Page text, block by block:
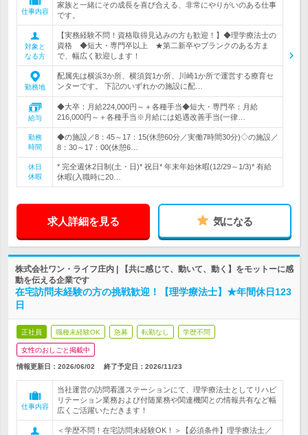
仕事内容
家族と一緒にその成長を喜び合える、非常にやりがいのある仕事
です。
対象と
なる方
【実務経験不問！資格取得見込みの方も歓迎！】◆理学療法士の
資格 ◆短大・専門卒以上 ★第二新卒やブランクのある方ま
で、幅広く歓迎します！
勤務地
配属先は横浜3か所、横須賀1か所、川崎1か所で運営する療育セ
ンターです。 下記のいずれかの施設に配…
給与
◆大卒：月給224,000円～＋各種手当◆短大・専門卒：月給
216,000円～＋各種手当※月給には処遇改善手当(一律…
勤務
時間
◆の施設／8：45～17：15(休憩60分／実働7時間30分)◇の施設／
8：30～17：00(休憩6…
休日
休暇
* 完全週休2日制(土・日)* 祝日* 年末年始休暇(12/29～1/3)* 有給
休暇(入職時に20…
求人詳細を見る 気になる
株式会社ワン・ライフ庄内 | 【共に感じて、動いて、動く】をモットーに感
動を伝える企業です
在宅訪問未経験の方の挑戦歓迎！【理学療法士】★年間休日123
日
正社員 職種未経験OK 急募 転勤なし 学歴不問
女性のおしごと掲載中
情報更新日：2026/06/02 終了予定日： 2026/11/23
仕事内容
当社運営の訪問看護ステーションにて、理学療法士としてリハビ
リテーション業務および付随業務や関連機関との情報共有など幅
広くご活躍いただきます！
＜学歴不問！在宅訪問未経験OK！＞【必須条件】理学療法士／